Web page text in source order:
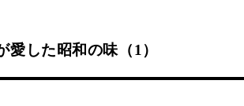
愛した昭和の味（1）